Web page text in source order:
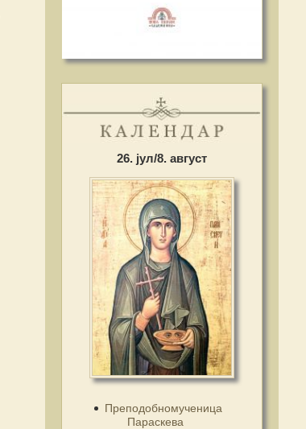
26. јул/8. август
Преподобномученица
Параскева